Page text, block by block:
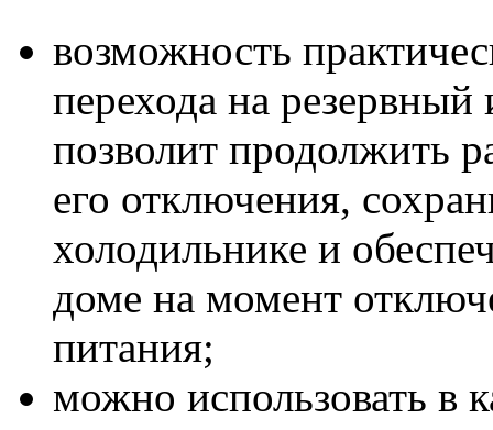
возможность
перехода на
позволит продолжить
его отключения,
холодильнике и
доме на момент
питания;
можно использовать в